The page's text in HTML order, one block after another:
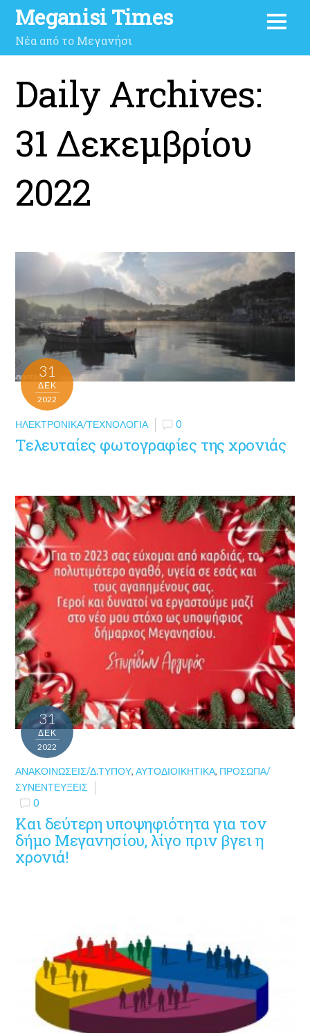
Meganisi Times
Νέα από το Μεγανήσι
Daily Archives:
31 Δεκεμβρίου
2022
31
ΔΕΚ
2022
ΗΛΕΚΤΡΟΝΙΚΆ/ΤΕΧΝΟΛΟΓΊΑ 0
Τελευταίες φωτογραφίες της χρονιάς
31
ΔΕΚ
2022
ΑΝΑΚΟΙΝΏΣΕΙΣ/Δ.ΤΎΠΟΥ,ΑΥΤΟΔΙΟΙΚΗΤΙΚΆ, ΠΡΌΣΩΠΑ/
ΣΥΝΕΝΤΕΎΞΕΙΣ
0
Και δεύτερη υποψηφιότητα για τον
δήμο Μεγανησίου, λίγο πριν βγει η
χρονιά!